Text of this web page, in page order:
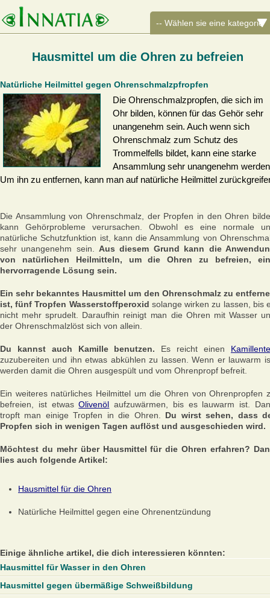
Hausmittel um die Ohren zu befreien
Natürliche Heilmittel gegen Ohrenschmalzpfropfen
Die Ohrenschmalzpropfen, die sich im
Ohr bilden, können für das Gehör sehr
unangenehm sein. Auch wenn sich
Ohrenschmalz zum Schutz des
Trommelfells bildet, kann eine starke
Ansammlung sehr unangenehm
Um ihn zu entfernen, kann man auf natürliche Heilmittel
Die Ansammlung von Ohrenschmalz, der Propfen in den Ohren
kann Gehörprobleme verursachen. Obwohl es eine normale
natürliche Schutzfunktion ist, kann die Ansammlung von
sehr unangenehm sein.Aus diesem Grund kann die
von natürlichen Heilmitteln, um die Ohren zu befreien,
hervorragende Lösung sein.
Ein sehr bekanntes Hausmittel um den Ohrenschmalz zu
ist, fünf Tropfen Wasserstoffperoxid solange wirken zu lassen, bis
nicht mehr sprudelt. Daraufhin reinigt man die Ohren mit Wasser
der Ohrenschmalzlöst sich von allein.
Du kannst auch Kamille benutzen. Es reicht einen
zuzubereiten und ihn etwas abkühlen zu lassen. Wenn er lauwarm
werden damit die Ohren ausgespült und vom Ohrenpropf befreit.
Ein weiteres natürliches Heilmittel um die Ohren von Ohrenpropfen
befreien, ist etwasOlivenöl aufzuwärmen, bis es lauwarm ist.
tropft man einige Tropfen in die Ohren. Du wirst sehen, dass
Propfen sich in wenigen Tagen auflöst und ausgeschieden wird.
Möchtest du mehr über Hausmittel für die Ohren erfahren?
lies auch folgende Artikel:
Hausmittel für die Ohren
Natürliche Heilmittel gegen eine Ohrenentzündung
Einige ähnliche artikel, die dich interessieren könnten:
Hausmittel für Wasser in den Ohren
Hausmittel gegen übermäßige Schweißbildung